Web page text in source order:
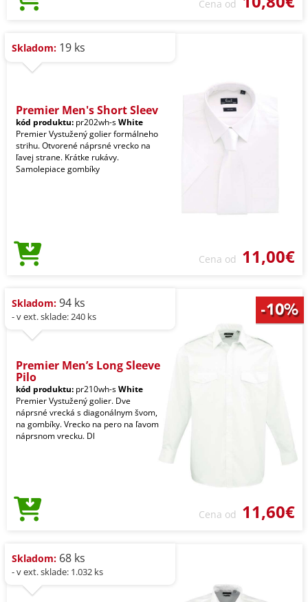
Cena od
Skladom: 19 ks
Premier Men's Short Sleev
kód produktu: pr202wh-sWhite
Premier Vystužený golier formálneho
strihu. Otvorené náprsné vrecko na
ľavej strane. Krátke rukávy.
Samolepiace gombíky
Cena od 11,00€
Skladom: 94 ks
- v ext. sklade: 240 ks
Premier Men’s Long Sleeve
Pilo
kód produktu: pr210wh-sWhite
Premier Vystužený golier. Dve
náprsné vrecká s diagonálnym švom,
na gombíky. Vrecko na pero na ľavom
náprsnom vrecku. Dl
Cena od 11,60€
Skladom: 68 ks
- v ext. sklade: 1.032 ks